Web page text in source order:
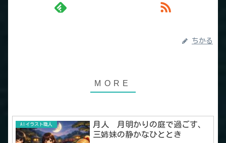
ちかる
AIイラスト職人
月人 月明かりの庭で過ごす、
三姉妹の静かなひととき